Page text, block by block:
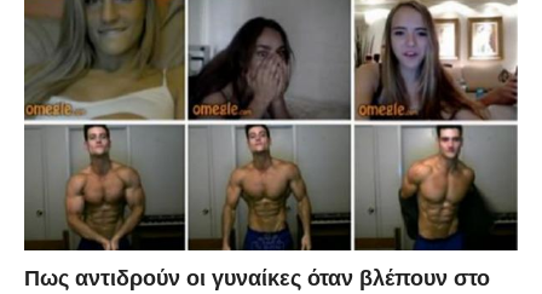
Πως αντιδρούν οι γυναίκες όταν βλέπουν στο